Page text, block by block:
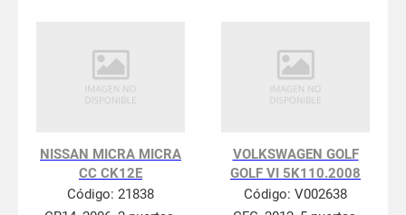
NISSAN MICRA MICRA
CC CK12E
Código: 21838
VOLKSWAGEN GOLF
GOLF VI 5K110.2008
Código: V002638